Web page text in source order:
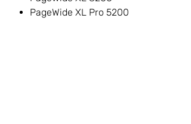
PageWide XL Pro 5200